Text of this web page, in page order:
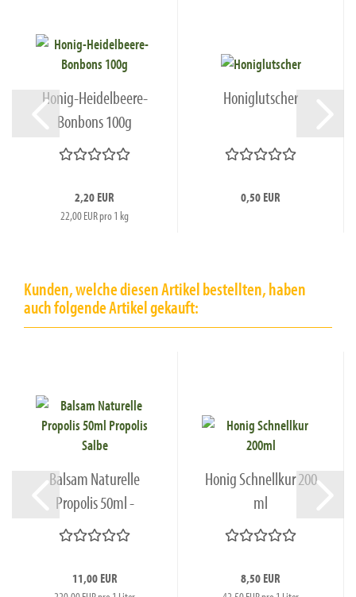
Honig-Heidelbeere-
Bonbons 100g
2,20 EUR
22,00 EUR pro 1 kg
Honiglutscher
0,50 EUR
Kunden, welche diesen Artikel bestellten, haben
auch folgende Artikel gekauft:
Balsam Naturelle
Propolis 50ml -
Propolissalbe...
11,00 EUR
Honig Schnellkur 200
ml
8,50 EUR